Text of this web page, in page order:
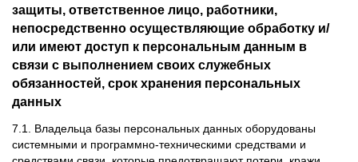
защиты, ответственное лицо, работники,
непосредственно осуществляющие обработку и/
или имеют доступ к персональным данным в
связи с выполнением своих служебных
обязанностей, срок хранения персональных
данных
7.1. Владельца базы персональных данных оборудованы
системными и программно-техническими средствами и